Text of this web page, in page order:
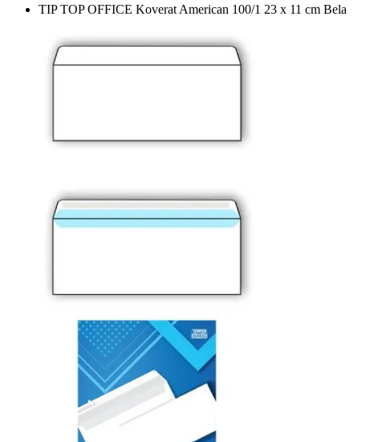
TIP TOP OFFICE Koverat American 100/1 23 x 11 cm Bela